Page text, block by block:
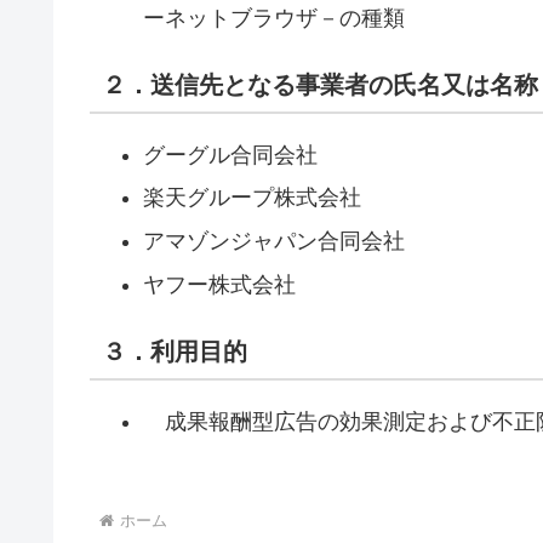
ーネットブラウザ－の種類
２．送信先となる事業者の氏名又は名称
グーグル合同会社
楽天グループ株式会社
アマゾンジャパン合同会社
ヤフー株式会社
３．利用目的
成果報酬型広告の効果測定および不正
ホーム